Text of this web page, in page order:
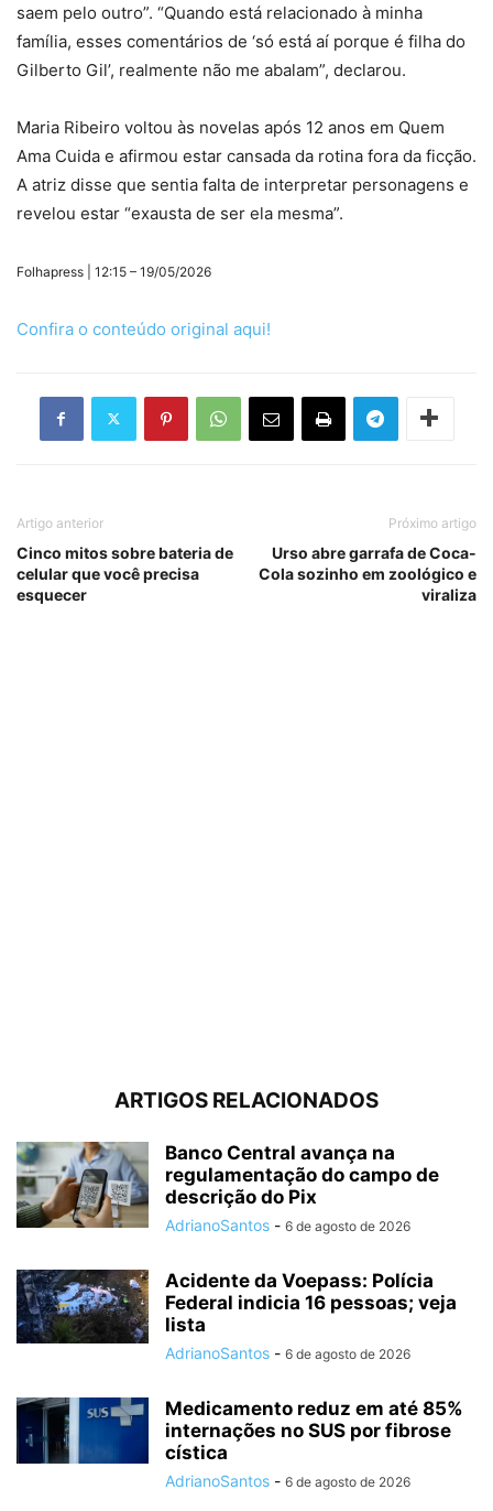
saem pelo outro”. “Quando está relacionado à minha
família, esses comentários de ‘só está aí porque é filha do
Gilberto Gil’, realmente não me abalam”, declarou.
Maria Ribeiro voltou às novelas após 12 anos em Quem
Ama Cuida e afirmou estar cansada da rotina fora da ficção.
A atriz disse que sentia falta de interpretar personagens e
revelou estar “exausta de ser ela mesma”.
Folhapress | 12:15 – 19/05/2026
Confira o conteúdo original aqui!
Artigo anterior
Cinco mitos sobre bateria de
celular que você precisa
esquecer
Próximo artigo
Urso abre garrafa de Coca-
Cola sozinho em zoológico e
viraliza
ARTIGOS RELACIONADOS
Banco Central avança na
regulamentação do campo de
descrição do Pix
AdrianoSantos - 6 de agosto de 2026
Acidente da Voepass: Polícia
Federal indicia 16 pessoas; veja
lista
AdrianoSantos - 6 de agosto de 2026
Medicamento reduz em até 85%
internações no SUS por fibrose
cística
AdrianoSantos - 6 de agosto de 2026